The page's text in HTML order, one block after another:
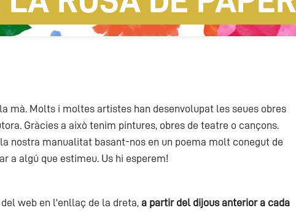
mà. Molts i moltes artistes han desenvolupat les seues obres
Gràcies a això tenim pintures, obres de teatre o cançons.
nostra manualitat basant-nos en un poema molt conegut de
a algú que estimeu. Us hi esperem!
web en l'enllaç de la dreta, a partir del dijous anterior a cada